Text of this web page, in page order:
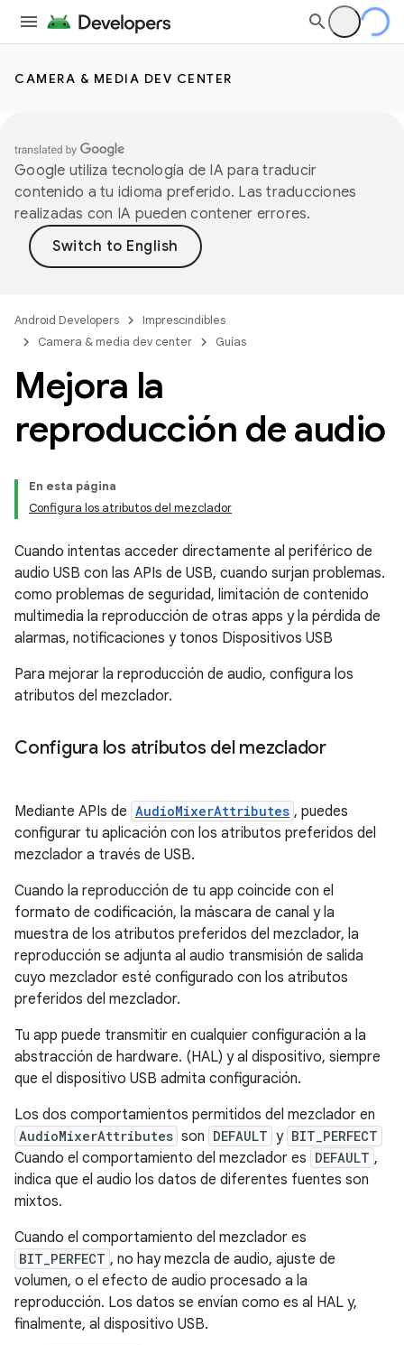
CAMERA & MEDIA DEV CENTER
Google utiliza tecnología de IA para traducir
contenido a tu idioma preferido. Las traducciones
realizadas con IA pueden contener errores.
Android Developers
Imprescindibles
Camera & media dev center
Guías
Mejora la
reproducción de audio
En esta página
Configura los atributos del mezclador
Cuando intentas acceder directamente al periférico de
audio USB con las APIs de USB, cuando surjan problemas.
como problemas de seguridad, limitación de contenido
multimedia la reproducción de otras apps y la pérdida de
alarmas, notificaciones y tonos Dispositivos USB
Para mejorar la reproducción de audio, configura los
atributos del mezclador.
Configura los atributos del mezclador
Mediante APIs de AudioMixerAttributes , puedes
configurar tu aplicación con los atributos preferidos del
mezclador a través de USB.
Cuando la reproducción de tu app coincide con el
formato de codificación, la máscara de canal y la
muestra de los atributos preferidos del mezclador, la
reproducción se adjunta al audio transmisión de salida
cuyo mezclador esté configurado con los atributos
preferidos del mezclador.
Tu app puede transmitir en cualquier configuración a la
abstracción de hardware. (HAL) y al dispositivo, siempre
que el dispositivo USB admita configuración.
Los dos comportamientos permitidos del mezclador en
AudioMixerAttributes son DEFAULT y BIT_PERFECT
Cuando el comportamiento del mezclador es DEFAULT ,
indica que el audio los datos de diferentes fuentes son
mixtos.
Cuando el comportamiento del mezclador es
BIT_PERFECT , no hay mezcla de audio, ajuste de
volumen, o el efecto de audio procesado a la
reproducción. Los datos se envían como es al HAL y,
finalmente, al dispositivo USB.